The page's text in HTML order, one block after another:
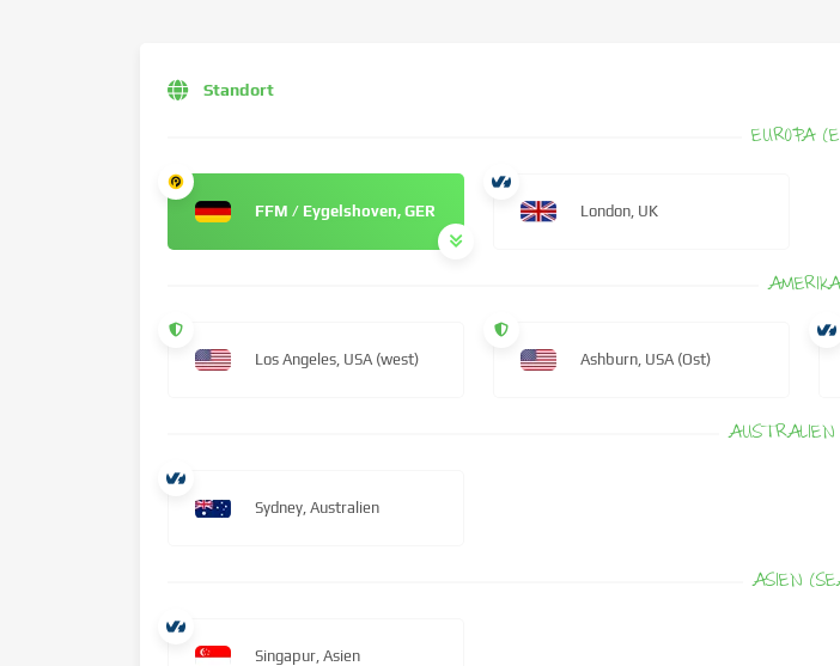
Standort
EUROPA
FFM / Eygelshoven, GER London, UK
AMERIKA
Los Angeles, USA (west) Ashburn, USA (Ost)
AUSTRALIEN
Sydney, Australien
ASIEN
Singapur, Asien